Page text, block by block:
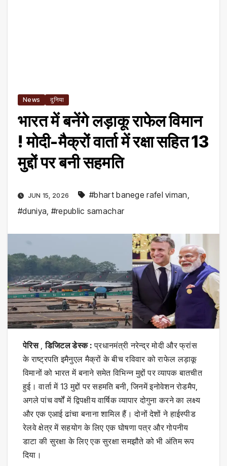
News दुनिया
भारत में बनेंगे लड़ाकू राफेल विमान
! मोदी-मैक्रों वार्ता में रक्षा सहित 13
मुद्दों पर बनी सहमति
JUN 15, 2026 #bhart banege rafel viman
#duniya #republic samachar
पेरिस,डिजिटल डेस्क : प्रधानमंत्री नरेन्द्र मोदी और फ्रांस
के राष्ट्रपति इमैनुएल मैक्रों के बीच रविवार को राफेल लड़ाकू
विमानों को भारत में बनाने समेत विभिन्न मुद्दों पर व्यापक बातचीत
हुई। वार्ता में 13 मुद्दों पर सहमति बनी, जिनमें इनोवेशन रोडमैप,
अगले पांच वर्षों में द्विपक्षीय वार्षिक व्यापार दोगुना करने का लक्ष्य
और एक एआई ढांचा बनाना शामिल हैं। दोनों देशों ने हाईस्पीड
रेलवे क्षेत्र में सहयोग के लिए एक घोषणा पत्र और गोपनीय
डाटा की सुरक्षा के लिए एक सुरक्षा समझौते को भी अंतिम रूप
दिया।